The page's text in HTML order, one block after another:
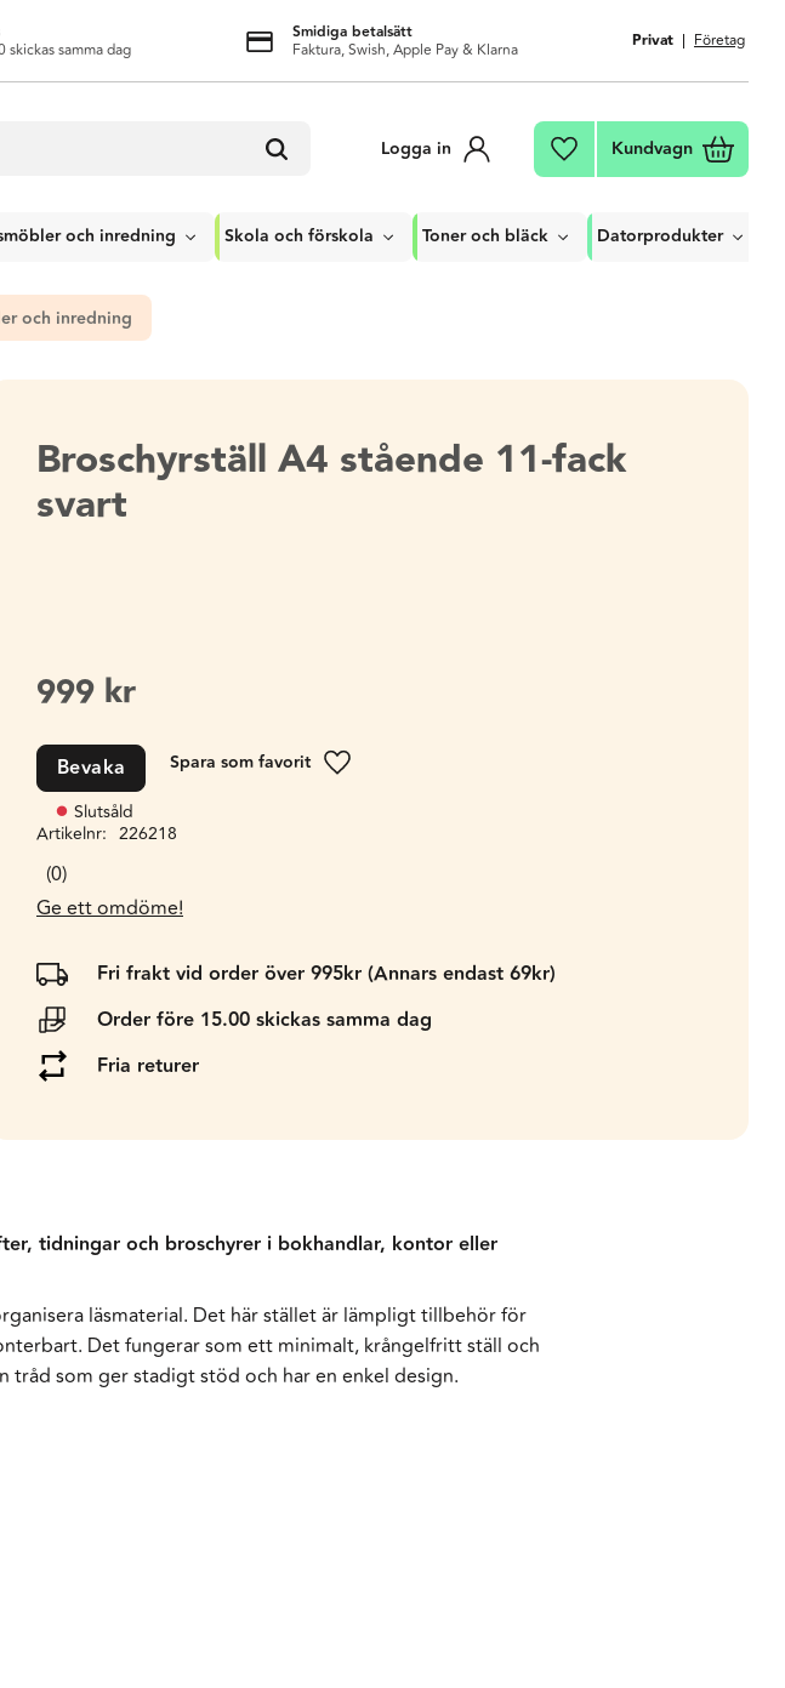
samma dag
Smidiga betalsätt
Faktura, Swish, Apple Pay & Klarna Privat Företag
Logga in Favoriter
Kundvagn
och inredning Skola och förskola Toner och bläck Datorprodukter
och inredning
Broschyrställ A4 stående 11-fack
svart
999 kr
Lägg till i favoriter
Bevaka
Slutsåld
Artikelnr
226218
0
Ge ett omdöme!
Fri frakt vid order över 995kr (Annars endast 69kr)
Order före 15.00 skickas samma dag
Fria returer
tidningar och broschyrer i bokhandlar, kontor eller
läsmaterial. Det här stället är lämpligt tillbehör för
Det fungerar som ett minimalt, krångelfritt ställ och
som ger stadigt stöd och har en enkel design.